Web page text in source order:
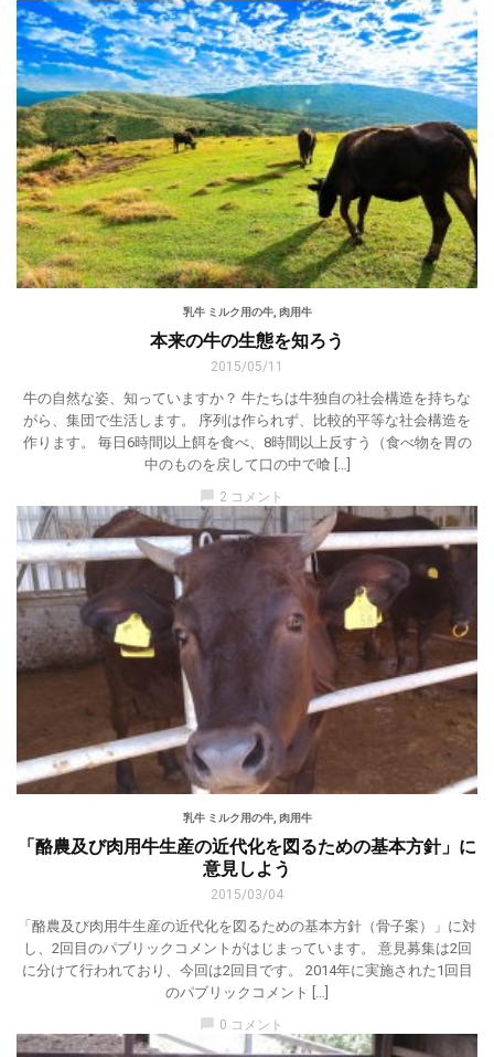
乳牛 ミルク用の牛, 肉用牛
本来の牛の生態を知ろう
2015/05/11
牛の自然な姿、知っていますか？ 牛たちは牛独自の社会構造を持ちな
がら、集団で生活します。 序列は作られず、比較的平等な社会構造を
作ります。 毎日6時間以上餌を食べ、8時間以上反すう（食べ物を胃の
中のものを戻して口の中で喰 […]
chat_bubble 2 コメント
乳牛 ミルク用の牛, 肉用牛
「酪農及び肉用牛生産の近代化を図るための基本方針」に
意見しよう
2015/03/04
「酪農及び肉用牛生産の近代化を図るための基本方針（骨子案）」に対
し、2回目のパブリックコメントがはじまっています。 意見募集は2回
に分けて行われており、今回は2回目です。 2014年に実施された1回目
のパブリックコメント […]
chat_bubble 0 コメント